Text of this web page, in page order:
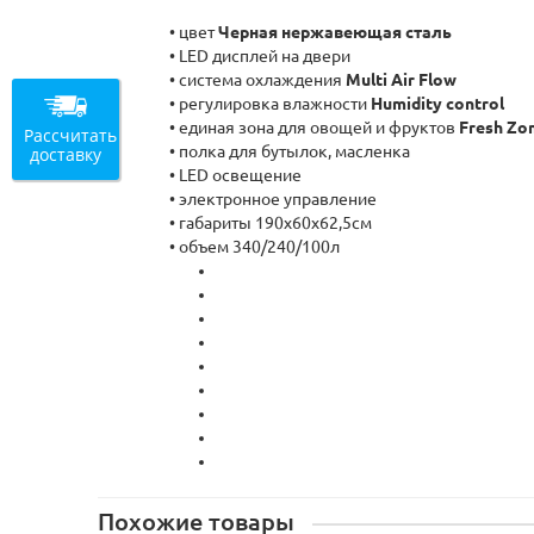
• цветЧерная нержавеющая сталь
• LED дисплей на двери
• система охлаждения Multi Air Flow
• регулировка влажности Humidity control
• единая зона для овощей и фруктов Fresh
• полка для бутылок, масленка
• LED освещение
• электронное управление
• габариты 190х60х62,5см
• объем 340/240/100л
Похожие товары
Рассчитать
доставку